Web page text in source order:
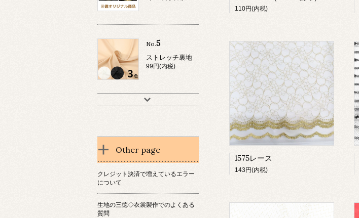
110円(内税)
1575レース
143円(内税)
No.5
ストレッチ裏地
99円(内税)
Other page
クレジット決済で増えているエラー
について
生地の三徳◇衣裳製作でのよくある
質問